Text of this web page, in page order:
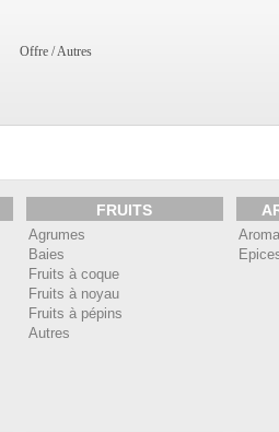
Offre / Autres
FRUITS
Agrumes
Baies
Fruits à coque
Fruits à noyau
Fruits à pépins
Autres